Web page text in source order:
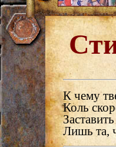
К чему
Коль
Лишь та,